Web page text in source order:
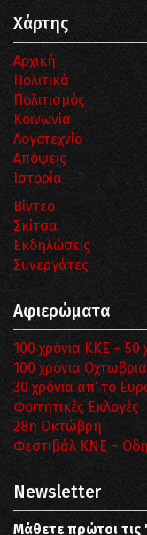
Χάρτης
Αρχική
Πολιτικά
Πολιτισμός
Κοινωνία
Λογοτεχνία
Απόψεις
Ιστορία
Βίντεο
Σκίτσα
Εκδηλώσεις
Συνεργάτες
Αφιερώματα
100 χρόνια ΚΚΕ – 50
100 χρόνια
30 χρόνια απ’ το
Φοιτητικές Εκλογές
28η Οκτώβρη
Φεστιβάλ ΚΝΕ –
Newsletter
Μάθετε πρώτοι